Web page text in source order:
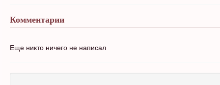
Комментарии
Еще никто ничего не написал